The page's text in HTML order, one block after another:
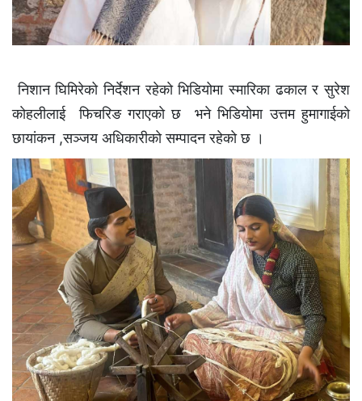
निशान घिमिरेको निर्देशन रहेकाे भिडियोमा स्मारिका ढकाल र सुरेश
काेहलीलाई फिचरिङ गराएकाे छ भने भिडियोमा उत्तम हुमागाईकाे
छायांकन ,सञ्जय अधिकारीकाे सम्पादन रहेकाे छ ।